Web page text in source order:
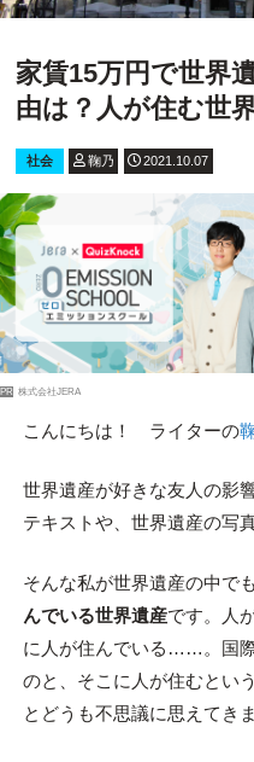
家賃15万円で世界
由は？人が住む世
社会 鞠乃 2021.10.07
PR 株式会社JERA
こんにちは！ ライターの
世界遺産が好きな友人の影
テキストや、世界遺産の写
そんな私が世界遺産の中で
んでいる世界遺産です。人
に人が住んでいる……。国
のと、そこに人が住むとい
とどうも不思議に思えてきま